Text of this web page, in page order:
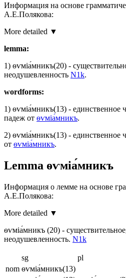
Информация на основе
А.Е.Полякова:
More detailed ▼
lemma:
1) ѳѵміа́мникъ(20) -
неодушевленность N1k.
wordforms:
1) ѳѵміа́мникъ(13) - единственное
падеж от ѳѵміа́мникъ.
2) ѳѵміа́мникъ(13) - единственное
от ѳѵміа́мникъ.
Lemma ѳѵміа́мникъ
Информация о лемме на основе
А.Е.Полякова:
More detailed ▼
ѳѵміа́мникъ (20) -
неодушевленность. N1k
sg pl
nom ѳѵміа́мникъ(13)